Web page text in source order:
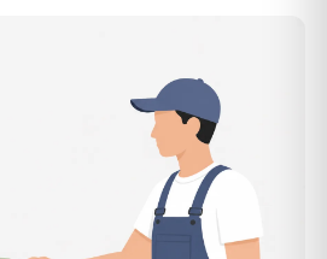
und unverbindlich. AWL
Sie schildern einmal, was raus
Festpreis-Angebote geprüfter
zum Vergleichen. Bezahlt wird
Sie selbst auswählen.
einer normalen